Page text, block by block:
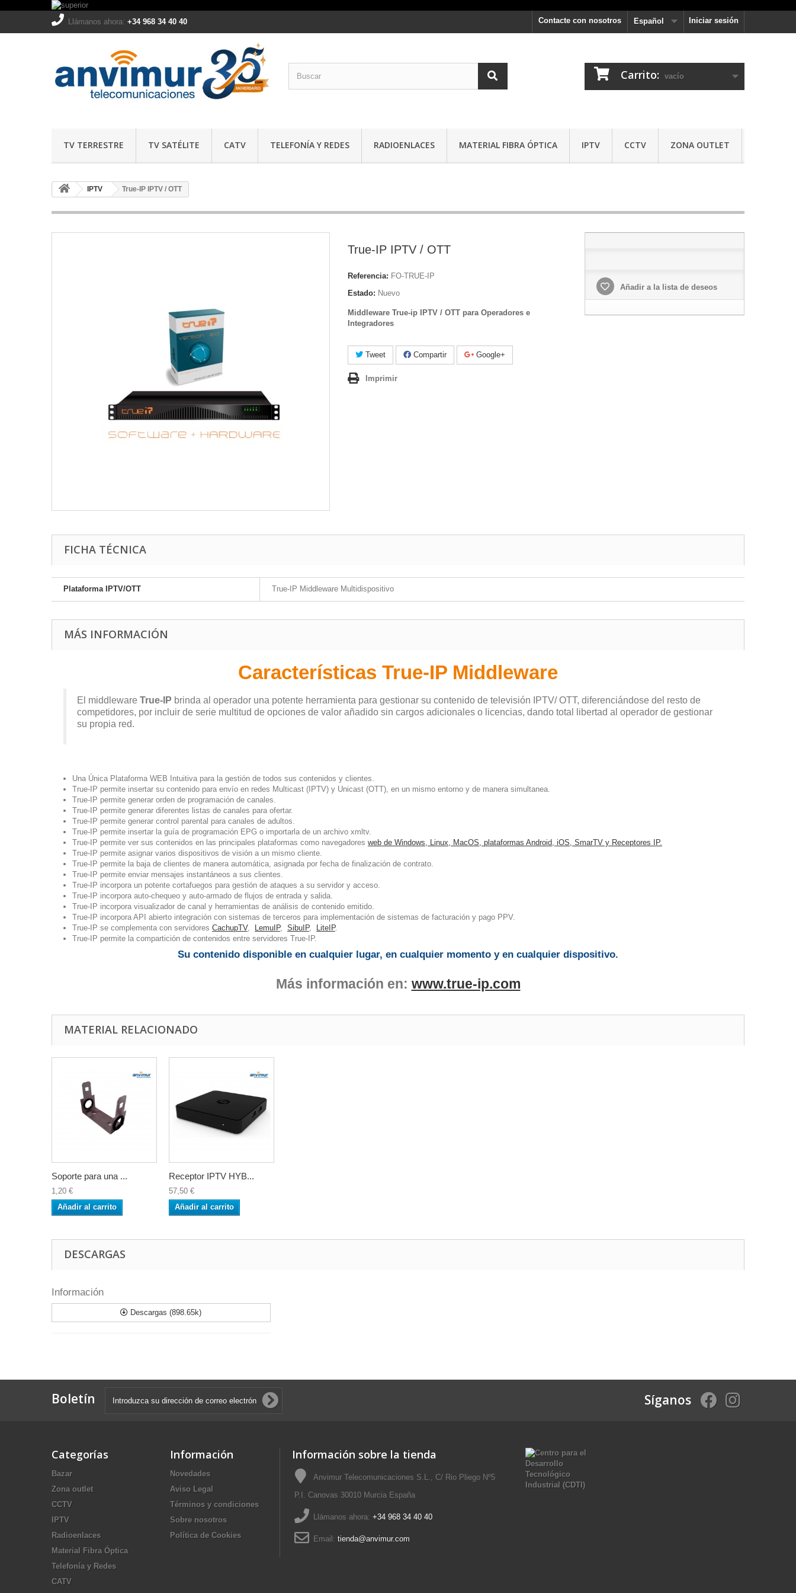
Iniciar sesión
Español
Contacte con nosotros
Llámanos ahora: +34 968 34 40 40
Carrito: vacío
TV TERRESTRE TV SATÉLITE CATV TELEFONÍA Y REDES RADIOENLACES MATERIAL FIBRA ÓPTICA IPTV CCTV ZONA OUTLET
IPTV True-IP IPTV / OTT
True-IP IPTV / OTT
Referencia: FO-TRUE-IP
Estado: Nuevo
Middleware True-ip IPTV / OTT para Operadores e
Integradores
Tweet Compartir Google+
Imprimir
Añadir a la lista de deseos
FICHA TÉCNICA
Plataforma IPTV/OTT True-IP Middleware Multidispositivo
MÁS INFORMACIÓN
Características True-IP Middleware
El middleware True-IP brinda al operador una potente herramienta para gestionar su contenido de televisión IPTV/ OTT, diferenciándose del resto de
competidores, por incluir de serie multitud de opciones de valor añadido sin cargos adicionales o licencias, dando total libertad al operador de gestionar
su propia red.
Una Única Plataforma WEB Intuitiva para la gestión de todos sus contenidos y clientes.
True-IP permite insertar su contenido para envío en redes Multicast (IPTV) y Unicast (OTT), en un mismo entorno y de manera simultanea.
True-IP permite generar orden de programación de canales.
True-IP permite generar diferentes listas de canales para ofertar.
True-IP permite generar control parental para canales de adultos.
True-IP permite insertar la guía de programación EPG o importarla de un archivo xmltv.
True-IP permite ver sus contenidos en las principales plataformas como navegadores web de Windows, Linux, MacOS, plataformas Android, iOS, SmarTV y Receptores IP.
True-IP permite asignar varios dispositivos de visión a un mismo cliente.
True-IP permite la baja de clientes de manera automática, asignada por fecha de finalización de contrato.
True-IP permite enviar mensajes instantáneos a sus clientes.
True-IP incorpora un potente cortafuegos para gestión de ataques a su servidor y acceso.
True-IP incorpora auto-chequeo y auto-armado de flujos de entrada y salida.
True-IP incorpora visualizador de canal y herramientas de análisis de contenido emitido.
True-IP incorpora API abierto integración con sistemas de terceros para implementación de sistemas de facturación y pago PPV.
True-IP se complementa con servidores CachupTV, LemuIP, SibuIP, LiteIP.
True-IP permite la compartición de contenidos entre servidores True-IP.
Su contenido disponible en cualquier lugar, en cualquier momento y en cualquier dispositivo.
Más información en: www.true-ip.com
MATERIAL RELACIONADO
Soporte para una ...
1,20 €
Añadir al carrito
Receptor IPTV HYB...
57,50 €
Añadir al carrito
DESCARGAS
Información
Descargas (898.65k)
Boletín Síganos
Categorías
Bazar
Zona outlet
CCTV
IPTV
Radioenlaces
Material Fibra Óptica
Telefonía y Redes
CATV
Información
Novedades
Aviso Legal
Términos y condiciones
Sobre nosotros
Política de Cookies
Información sobre la tienda
Anvimur Telecomunicaciones S.L., C/ Rio Pliego Nº5
P.I. Canovas 30010 Murcia España
Llámanos ahora: +34 968 34 40 40
Email: tienda@anvimur.com